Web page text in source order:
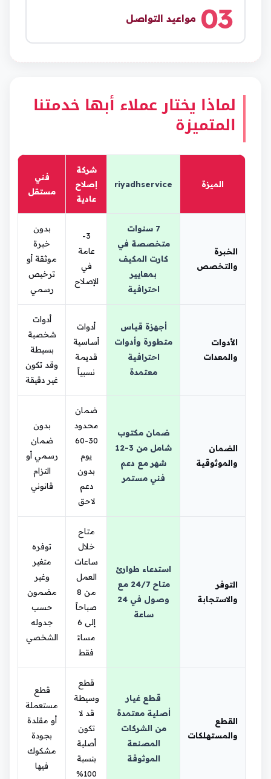
03 مواعيد التواصل
لماذا يختار عملاء أبها خدمتنا
المتميزة
الميزة riyadhservice
شركة
إصلاح
عادية
فني
مستقل
الخبرة
والتخصص
7 سنوات
متخصصة في
كارت المكيف
بمعايير
احترافية
3-
عامة
في
الإصلاح
بدون
خبرة
موثقة أو
ترخيص
رسمي
الأدوات
والمعدات
أجهزة قياس
متطورة وأدوات
احترافية
معتمدة
أدوات
أساسية
قديمة
نسبياً
أدوات
شخصية
بسيطة
وقد تكون
غير دقيقة
الضمان
والموثوقية
ضمان مكتوب
شامل من 3-12
شهر مع دعم
فني مستمر
ضمان
محدود
30-60
يوم
بدون
دعم
لاحق
بدون
ضمان
رسمي أو
التزام
قانوني
التوفر
والاستجابة
استدعاء طوارئ
متاح 24/7 مع
وصول في 24
ساعة
متاح
خلال
ساعات
العمل
من 8
صباحاً
إلى 6
مساءً
فقط
توفره
متغير
وغير
مضمون
حسب
جدوله
الشخصي
القطع
والمستهلكات
قطع غيار
أصلية معتمدة
من الشركات
المصنعة
الموثوقة
قطع
وسيطة
قد لا
تكون
أصلية
بنسبة
100%
قطع
مستعملة
أو مقلدة
بجودة
مشكوك
فيها